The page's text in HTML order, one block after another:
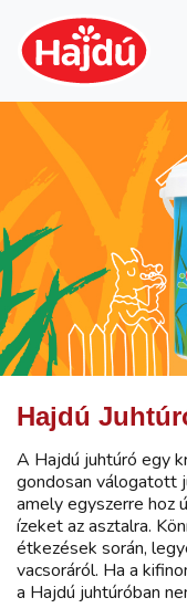
Hajdú
A Hajdú juhtúró egy
gondosan válogatott
amely egyszerre hoz
ízeket az asztalra.
étkezések során,
vacsoráról. Ha a
a Hajdú juhtúróban